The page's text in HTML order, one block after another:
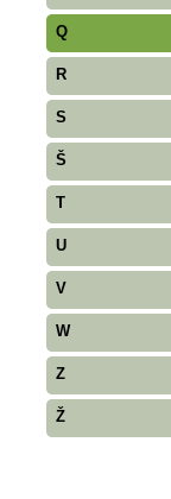
Q
R
S
Š
T
U
V
W
Z
Ž